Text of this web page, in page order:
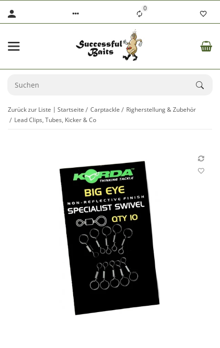
0
Zurück zur Liste Startseite Carptackle
Righerstellung & Zubehör
Lead Clips, Tubes, Kicker & Co